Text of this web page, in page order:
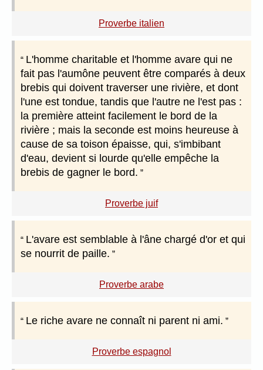
Proverbe italien
L'homme charitable et l'homme avare qui ne
fait pas l'aumône peuvent être comparés à deux
brebis qui doivent traverser une rivière, et dont
l'une est tondue, tandis que l'autre ne l'est pas :
la première atteint facilement le bord de la
rivière ; mais la seconde est moins heureuse à
cause de sa toison épaisse, qui, s'imbibant
d'eau, devient si lourde qu'elle empêche la
brebis de gagner le bord.
Proverbe juif
L'avare est semblable à l'âne chargé d'or et qui
se nourrit de paille.
Proverbe arabe
Le riche avare ne connaît ni parent ni ami.
Proverbe espagnol